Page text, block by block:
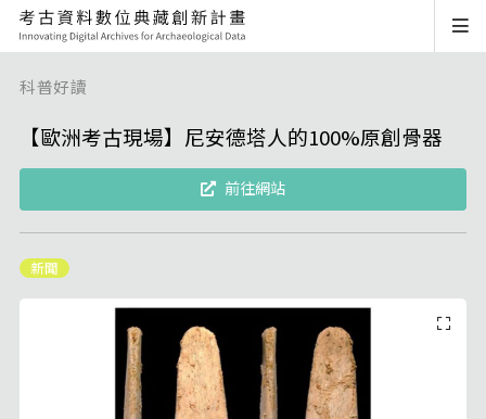
科普好讀
【歐洲考古現場】尼安德塔人的100%原創骨器
前往網站
新聞